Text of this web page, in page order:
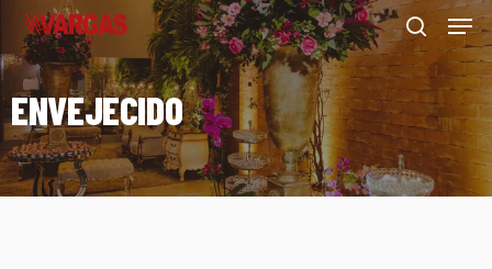
Skip
main
content
search
Menu
ENVEJECIDO
Close
Filters
Menu